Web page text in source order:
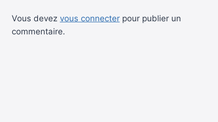
Vous devez vous connecter pour publier un
commentaire.